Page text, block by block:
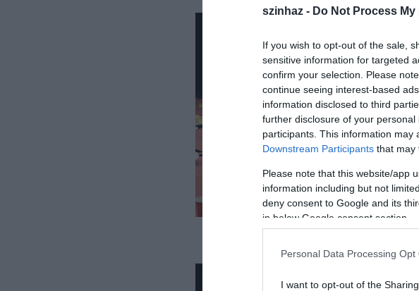
szinhaz - Do Not Process
If you wish to opt-out of the sale,
sensitive information for targeted
confirm your selection. Please
continue seeing interest-based
information disclosed to third
further disclosure of your personal
participants. This information may
Downstream Participants that may
Please note that this website/app
information including but not
deny consent to Google and its
in below Google consent section.
Personal Data Processing Opt
I want to opt-out of the